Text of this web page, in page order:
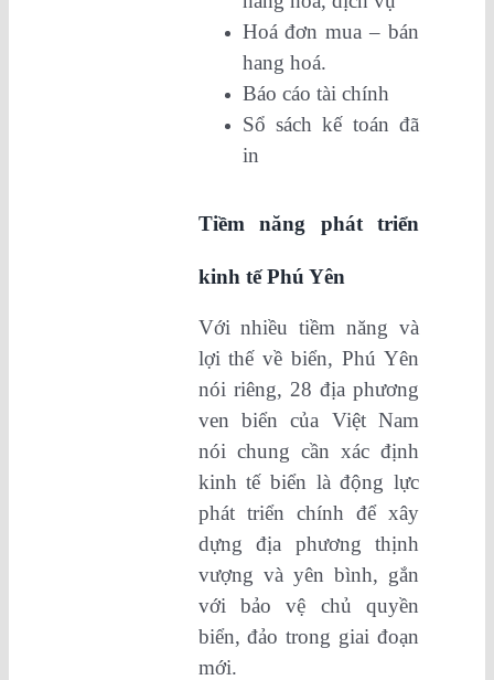
Hoá đơn mua – bán
hang hoá.
Báo cáo tài chính
Sổ sách kế toán đã
in
Tiềm năng phát triển
kinh tế Phú Yên
Với nhiều tiềm năng và
lợi thế về biển, Phú Yên
nói riêng, 28 địa phương
ven biển của Việt Nam
nói chung cần xác định
kinh tế biển là động lực
phát triển chính để xây
dựng địa phương thịnh
vượng và yên bình, gắn
với bảo vệ chủ quyền
biển, đảo trong giai đoạn
mới.